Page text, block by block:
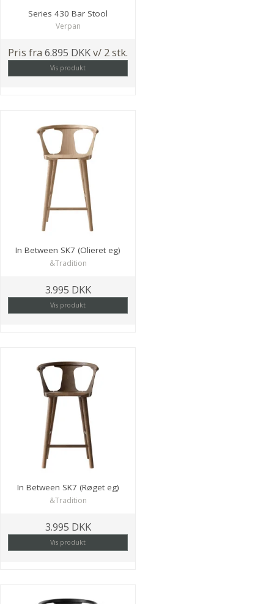
Series 430 Bar Stool
Verpan
Pris fra 6.895 DKKv/ 2 stk.
Vis produkt
In Between SK7 (Olieret eg)
&Tradition
3.995 DKK
Vis produkt
In Between SK7 (Røget eg)
&Tradition
3.995 DKK
Vis produkt